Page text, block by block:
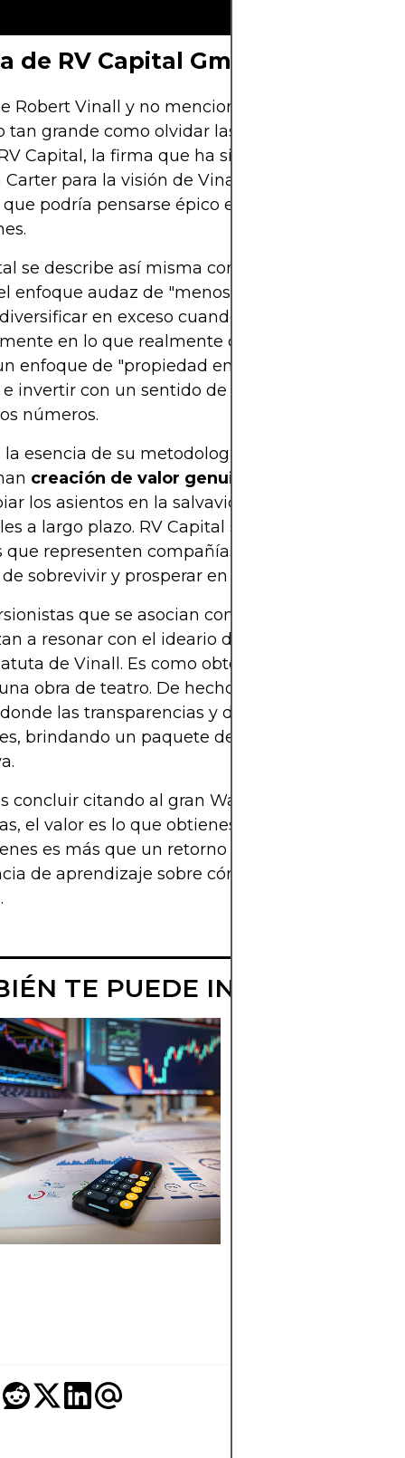
de RV Capital GmbH
Robert Vinall y no mencionar RV Capital
tan grande como olvidar las llaves del coche
Capital, la firma que ha sido el laboratorio de
para la visión de Vinall desde 2009, ha
podría pensarse épico en el ámbito de las
se describe así misma como gestora de
enfoque audaz de "menos es más". Después
en exceso cuando puedes invertir
en lo que realmente comprendes. Esta
enfoque de "propiedad empresarial", lo que
e invertir con un sentido de pertenencia que va
números.
la esencia de su metodología involucra un
creación de valor genuino
los asientos en la salvavidas de la fortuna por
a largo plazo. RV Capital se centra en
que representen compañías sólidas,
sobrevivir y prosperar en tiempos buenos y
que se asocian con RV Capital
a resonar con el ideario de aprender mientras
de Vinall. Es como obtener un diploma
obra de teatro. De hecho, RV Capital ofrece
las transparencias y discursos
brindando un paquete de comunión
concluir citando al gran Warren Buffett: "El
el valor es lo que obtienes". Sin duda, con RV
es más que un retorno sobre la inversión,
de aprendizaje sobre cómo ser mejor
TE PUEDE INTERESAR